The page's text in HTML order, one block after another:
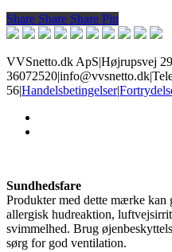
Share
Share Share Share Pin
VVSnetto.dk ApS Højrupsvej 29
36072520info@vvsnetto.dk
56Handelsbetingelser|
Sundhedsfare
Produkter med dette mærke
allergisk hudreaktion,
svimmelhed. Brug
sørg for god ventilation.